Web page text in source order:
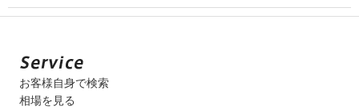
お客様自身で検索
相場を見る